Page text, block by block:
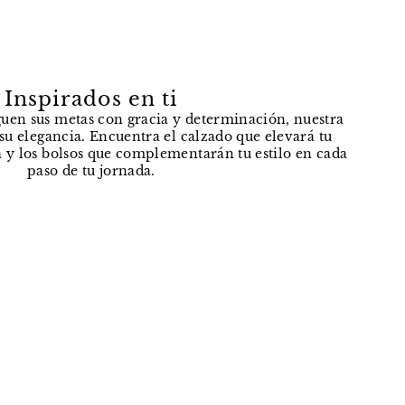
Inspirados en ti
sus metas con gracia y determinación, nuestra
elegancia. Encuentra el calzado que elevará tu
los bolsos que complementarán tu estilo en cada
paso de tu jornada.